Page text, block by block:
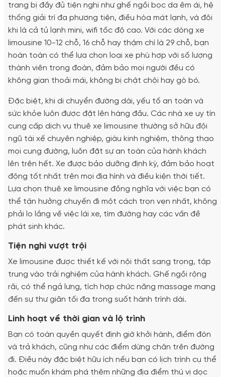
trang bị đầy đủ tiện nghi như ghế ngồi bọc da êm ái, hệ
thống giải trí đa phương tiện, điều hòa mát lạnh, và đôi
khi là cả tủ lạnh mini, wifi tốc độ cao. Với các dòng xe
limousine 10-12 chỗ, 16 chỗ hay thậm chí là 29 chỗ, bạn
hoàn toàn có thể lựa chọn loại xe phù hợp với số lượng
thành viên trong đoàn, đảm bảo mọi người đều có
không gian thoải mái, không bị chật chội hay gò bó.
Đặc biệt, khi di chuyển đường dài, yếu tố an toàn và
sức khỏe luôn được đặt lên hàng đầu. Các nhà xe uy tín
cung cấp dịch vụ thuê xe limousine thường sở hữu đội
ngũ tài xế chuyên nghiệp, giàu kinh nghiệm, thông thạo
mọi cung đường, luôn đặt sự an toàn của hành khách
lên trên hết. Xe được bảo dưỡng định kỳ, đảm bảo hoạt
động tốt nhất trên mọi địa hình và điều kiện thời tiết.
Lựa chọn thuê xe limousine đồng nghĩa với việc bạn có
thể tận hưởng chuyến đi một cách trọn vẹn nhất, không
phải lo lắng về việc lái xe, tìm đường hay các vấn đề
phát sinh khác.
Tiện nghi vượt trội
Xe limousine được thiết kế với nội thất sang trọng, tập
trung vào trải nghiệm của hành khách. Ghế ngồi rộng
rãi, có thể ngả lưng, tích hợp chức năng massage mang
đến sự thư giãn tối đa trong suốt hành trình dài.
Linh hoạt về thời gian và lộ trình
Bạn có toàn quyền quyết định giờ khởi hành, điểm đón
và trả khách, cũng như các điểm dừng chân trên đường
đi. Điều này đặc biệt hữu ích nếu bạn có lịch trình cụ thể
hoặc muốn khám phá thêm những địa điểm thú vị dọc